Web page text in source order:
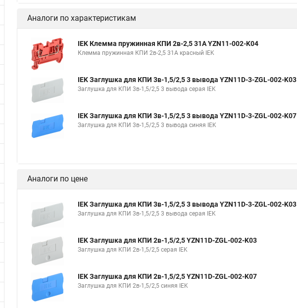
Аналоги по характеристикам
IEK Клемма пружинная КПИ 2в-2,5 31А YZN11-002-K04
Клемма пружинная КПИ 2в-2,5 31А красный IEK
IEK Заглушка для КПИ 3в-1,5/2,5 3 вывода YZN11D-3-ZGL-002-K03
Заглушка для КПИ 3в-1,5/2,5 3 вывода серая IEK
IEK Заглушка для КПИ 3в-1,5/2,5 3 вывода YZN11D-3-ZGL-002-K07
Заглушка для КПИ 3в-1,5/2,5 3 вывода синяя IEK
Аналоги по цене
IEK Заглушка для КПИ 3в-1,5/2,5 3 вывода YZN11D-3-ZGL-002-K03
Заглушка для КПИ 3в-1,5/2,5 3 вывода серая IEK
IEK Заглушка для КПИ 2в-1,5/2,5 YZN11D-ZGL-002-K03
Заглушка для КПИ 2в-1,5/2,5 серая IEK
IEK Заглушка для КПИ 2в-1,5/2,5 YZN11D-ZGL-002-K07
Заглушка для КПИ 2в-1,5/2,5 синяя IEK